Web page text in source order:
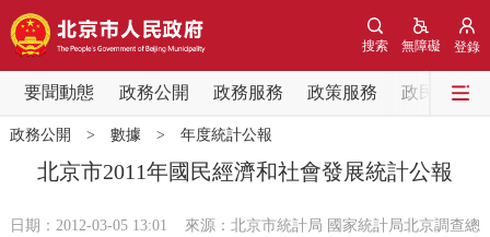
登錄
無障礙
搜索
要聞動態 政務公開 政務服務 政策服務 政民互動
要聞動態
黨中央精神 國務院資訊
政務公開 > 數據 > 年度統計公報
北京市2011年國民經濟和社會發展統計公報
日期：2012-03-05 13:01
來源：北京市統計局 國家統計局北京調查總